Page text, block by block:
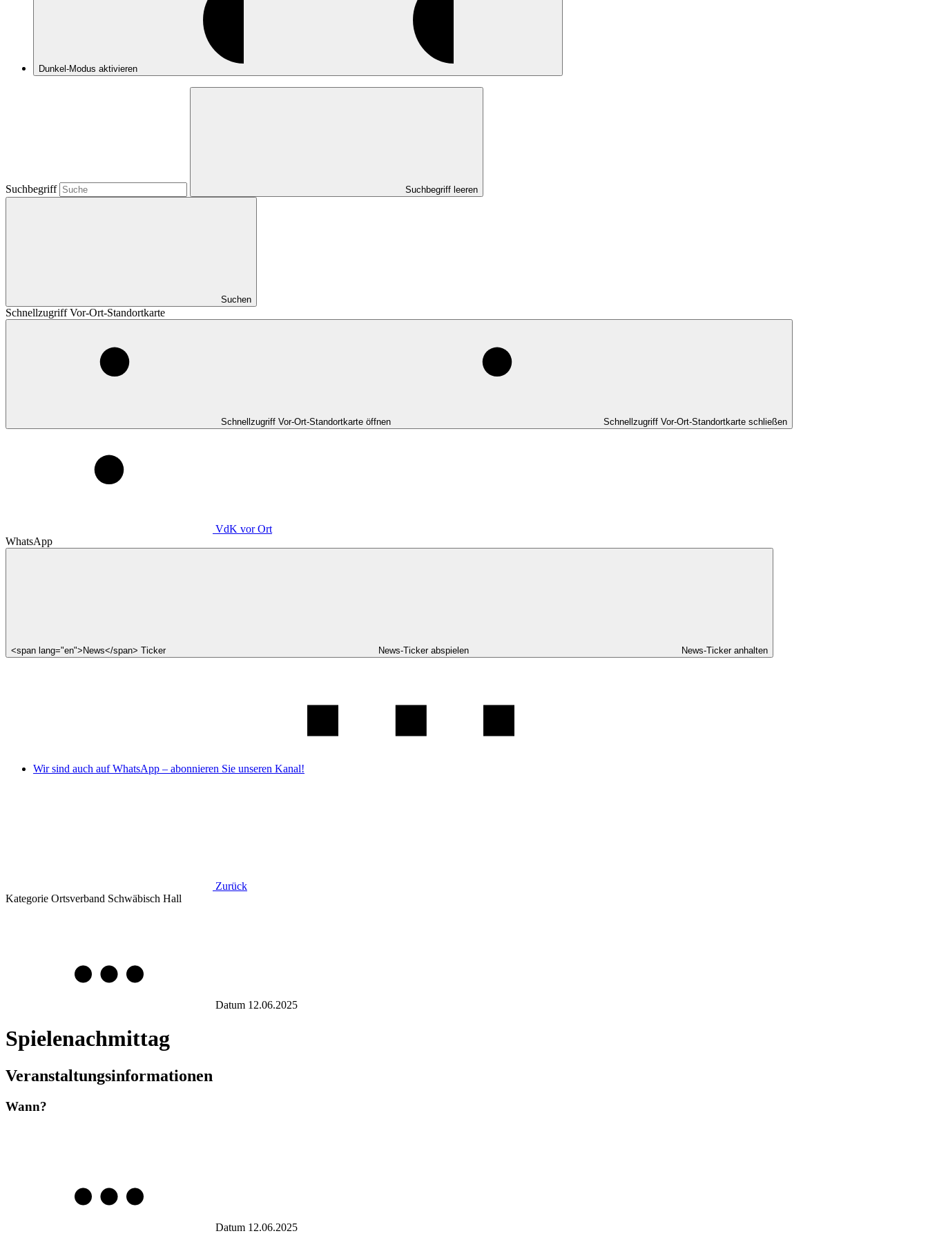
Dunkel-Modus aktivieren
Suchbegriff Suchbegriff leeren
Suchen
Schnellzugriff Vor-Ort-Standortkarte
Schnellzugriff Vor-Ort-Standortkarte öffnen Schnellzugriff Vor-Ort-Standortkarte schließen
VdK vor Ort
WhatsApp
<span lang="en">News</span> Ticker News-Ticker abspielen News-Ticker anhalten
Wir sind auch auf WhatsApp – abonnieren Sie unseren Kanal!
Zurück
Kategorie Ortsverband Schwäbisch Hall
Datum 12.06.2025
Spielenachmittag
Veranstaltungsinformationen
Wann?
Datum 12.06.2025